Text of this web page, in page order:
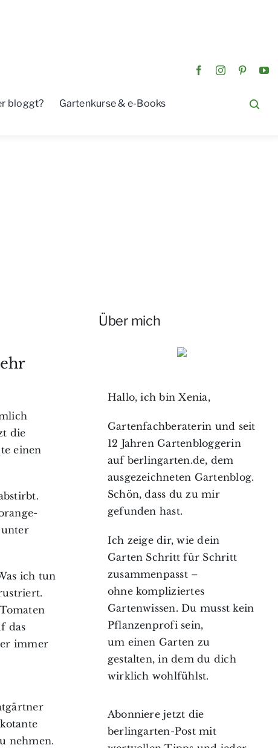
bloggt? Gartenkurse & e-Books
die
einen
unter
ich tun
das
immer
nehmen.
Über mich
Hallo, ich bin Xenia,
Gartenfachberaterin und seit
12 Jahren Gartenbloggerin
auf berlingarten.de, dem
ausgezeichneten Gartenblog.
Schön, dass du zu mir
gefunden hast.
Ich zeige dir, wie dein
Garten Schritt für Schritt
zusammenpasst –
ohne kompliziertes
Gartenwissen. Du musst kein
Pflanzenprofi sein,
um einen Garten zu
gestalten, in dem du dich
wirklich wohlfühlst.
Abonniere jetzt die
berlingarten-Post mit